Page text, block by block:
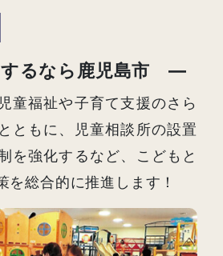
るなら鹿児島市 ―
童福祉や子育て支援のさら
ともに、児童相談所の設置
を強化するなど、こどもと
を総合的に推進します！